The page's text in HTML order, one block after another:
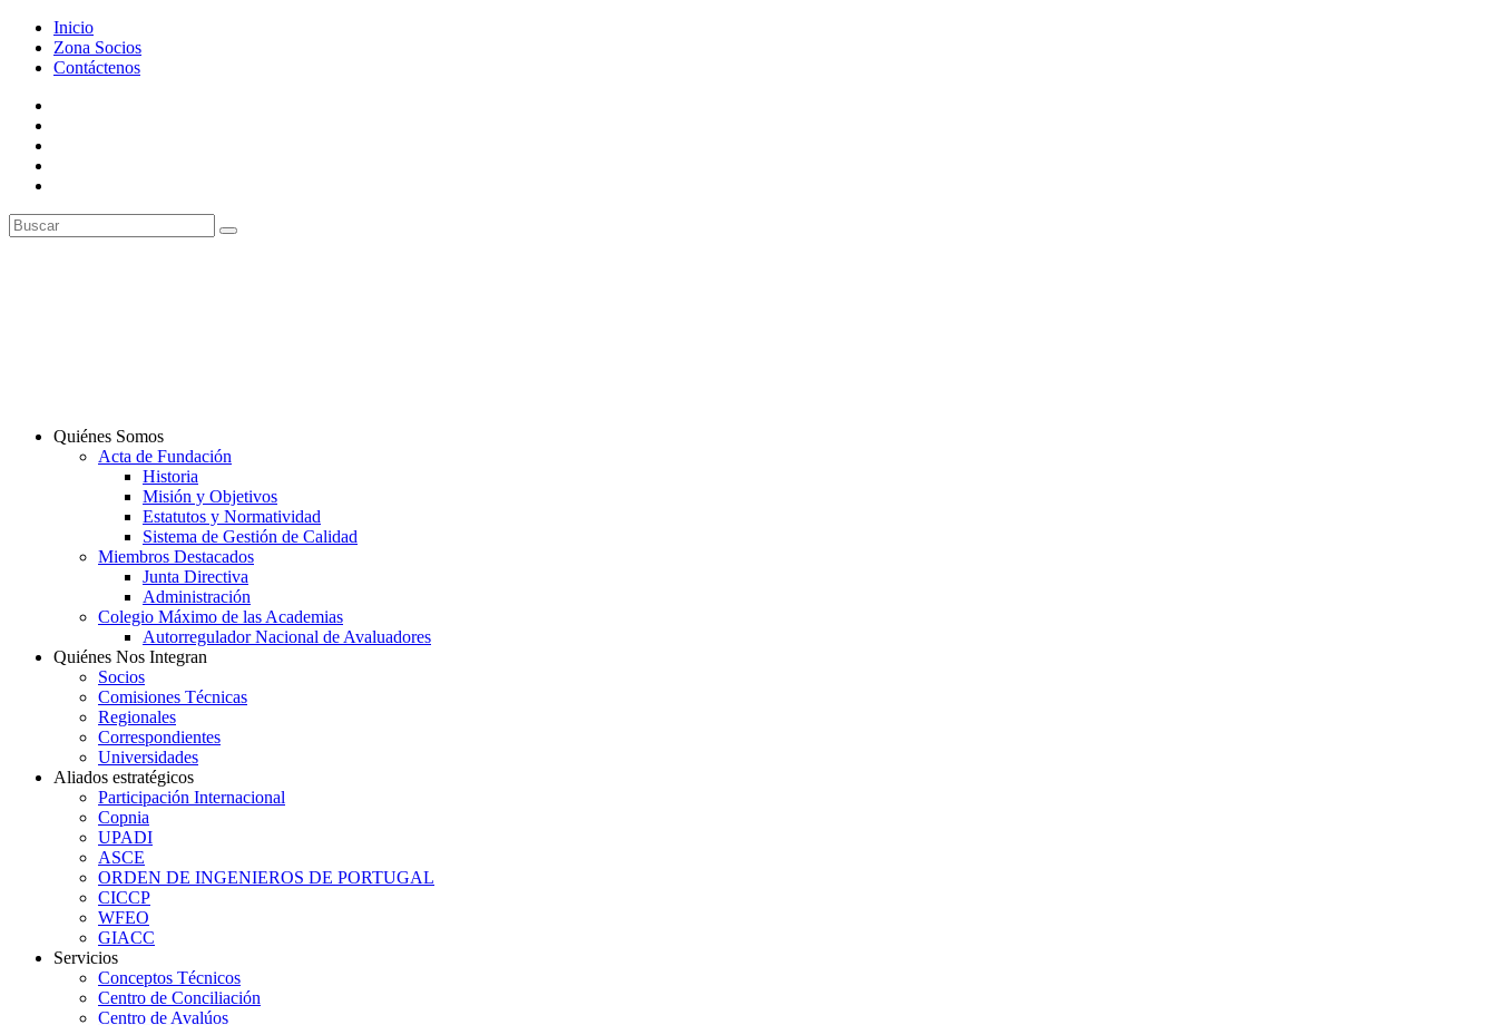
Inicio
Zona Socios
Contáctenos
Quiénes Somos
Acta de Fundación
Historia
Misión y Objetivos
Estatutos y Normatividad
Sistema de Gestión de Calidad
Miembros Destacados
Junta Directiva
Administración
Colegio Máximo de las Academias
Autorregulador Nacional de Avaluadores
Quiénes Nos Integran
Socios
Comisiones Técnicas
Regionales
Correspondientes
Universidades
Aliados estratégicos
Participación Internacional
Copnia
UPADI
ASCE
ORDEN DE INGENIEROS DE PORTUGAL
CICCP
WFEO
GIACC
Servicios
Conceptos Técnicos
Centro de Conciliación
Centro de Avalúos